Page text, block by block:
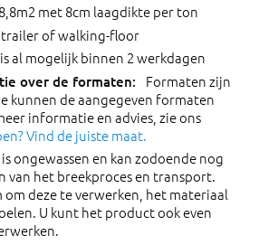
met 8cm laagdikte per ton
of walking-floor
al mogelijk binnen 2 werkdagen
Formaten zijn
kunnen de aangegeven formaten
informatie en advies, zie ons
Vind de juiste maat.
ongewassen en kan zodoende nog
van het breekproces en transport.
om deze te verwerken, het materiaal
U kunt het product ook even